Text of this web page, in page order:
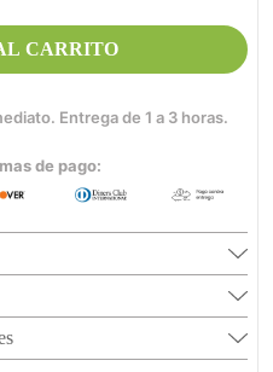
CARRITO
Entrega de 1 a 3 horas.
de pago: